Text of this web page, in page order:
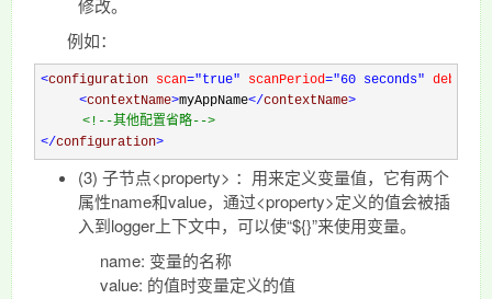
修改。
例如：
<configuration scan="true" scanPeriod="60 seconds" debug
<contextName>myAppName</contextName>
<!--其他配置省略-->
</configuration>
(3) 子节点<property> ：用来定义变量值，它有两个
属性name和value，通过<property>定义的值会被插
入到logger上下文中，可以使“${}”来使用变量。
name: 变量的名称
value: 的值时变量定义的值